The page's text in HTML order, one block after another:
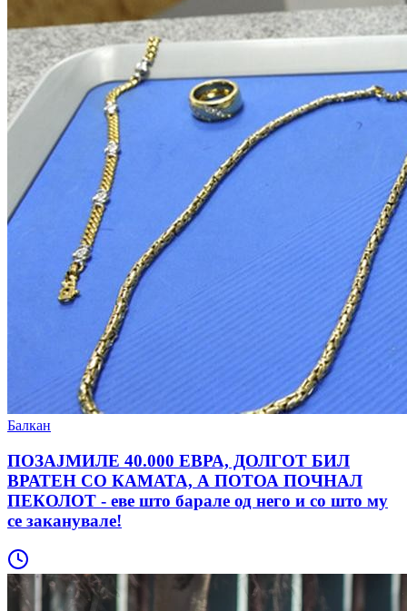
Балкан
ПОЗАЈМИЛЕ 40.000 ЕВРА, ДОЛГОТ БИЛ
ВРАТЕН СО КАМАТА, А ПОТОА ПОЧНАЛ
ПЕКОЛОТ - еве што барале од него и со што му
се заканувале!